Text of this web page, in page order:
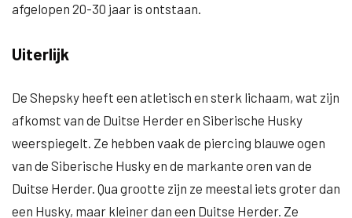
afgelopen 20-30 jaar is ontstaan.
Uiterlijk
De Shepsky heeft een atletisch en sterk lichaam, wat zijn
afkomst van de Duitse Herder en Siberische Husky
weerspiegelt. Ze hebben vaak de piercing blauwe ogen
van de Siberische Husky en de markante oren van de
Duitse Herder. Qua grootte zijn ze meestal iets groter dan
een Husky, maar kleiner dan een Duitse Herder. Ze